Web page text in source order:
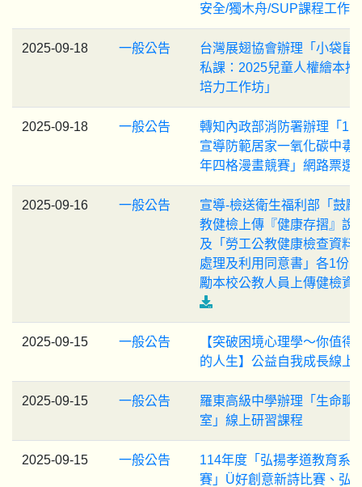
安全/獨木舟/SUP課程工作
2025-09-18 一般公告
台灣展翅協會辦理「小袋鼠
私課：2025兒童人權繪本推
培力工作坊」
2025-09-18 一般公告
轉知內政部消防署辦理「
宣導防範居家一氧化碳中毒
年四格漫畫競賽」網路票選
2025-09-16 一般公告
宣導-檢送衛生福利部「鼓勵
教健檢上傳『健康存摺』說
及「勞工公教健康檢查資料
處理及利用同意書」各1份
勵本校公教人員上傳健檢資
2025-09-15 一般公告
【突破困境心理學〜你值得
的人生】公益自我成長線上
2025-09-15 一般公告
羅東高級中學辦理「生命聊
室」線上研習課程
2025-09-15 一般公告
114年度「弘揚孝道教育系
賽」Ü好創意新詩比賽、弘